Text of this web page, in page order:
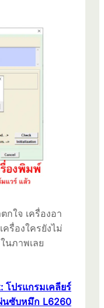
กใจ เครื่องอา
ครื่องใครยังไม่
นภาพเลย
โปรแกรมเคลียร์
นซับหมึก L6260